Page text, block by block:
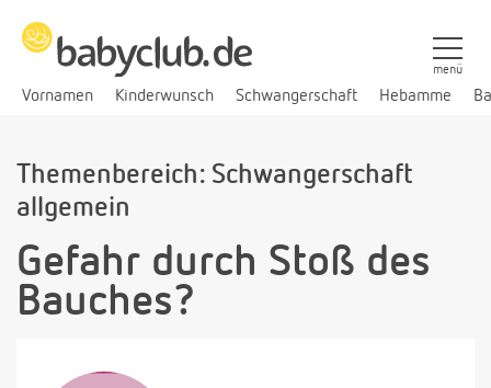
Vornamen Kinderwunsch Schwangerschaft Hebamme
menü
Themenbereich: Schwangerschaft
allgemein
Gefahr durch Stoß des
Bauches?